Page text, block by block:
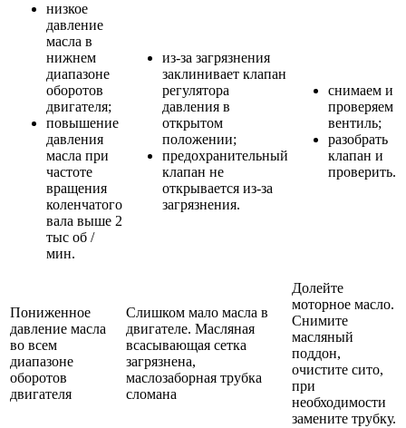
низкое
давление
масла в
нижнем
диапазоне
оборотов
двигателя;
повышение
давления
масла при
частоте
вращения
коленчатого
вала выше 2
тыс об /
мин.
из-за загрязнения
заклинивает клапан
регулятора
давления в
открытом
положении;
предохранительный
клапан не
открывается из-за
загрязнения.
снимаем и
проверяем
вентиль;
разобрать
клапан и
проверить.
Пониженное
давление масла
во всем
диапазоне
оборотов
двигателя
Слишком мало масла в
двигателе. Масляная
всасывающая сетка
загрязнена,
маслозаборная трубка
сломана
Долейте
моторное масло.
Снимите
масляный
поддон,
очистите сито,
при
необходимости
замените трубку.